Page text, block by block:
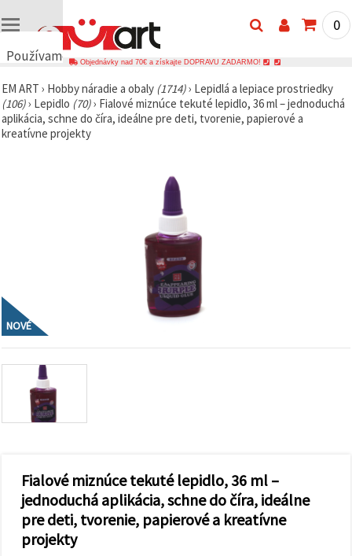
Používame
🍪
Používame
cookies a
podobné
návštevnosť
a
zobrazovali
relevantnejší
reklamu, aj
s pomocou
našich
partnerov
pre
súhlasiť s
všetkých
súborov
cookie
kliknutím
0
Objednávky nad 70€ a získajte DOPRAVU ZADARMO!
EM ART › Hobby náradie a obaly (1714)› Lepidlá a lepiace prostriedky
(106)› Lepidlo (70)› Fialové miznúce tekuté lepidlo, 36 ml – jednoduchá
aplikácia, schne do číra, ideálne pre deti, tvorenie, papierové a
kreatívne projekty
NOVÉ
Fialové miznúce tekuté lepidlo, 36 ml –
jednoduchá aplikácia, schne do číra, ideálne
pre deti, tvorenie, papierové a kreatívne
projekty